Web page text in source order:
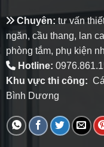
Chuyên: tư vấn
ngăn, cầu thang, lan
phòng tắm, phụ kiện
Hotline:
Khu vực thi công:
Bình Dương